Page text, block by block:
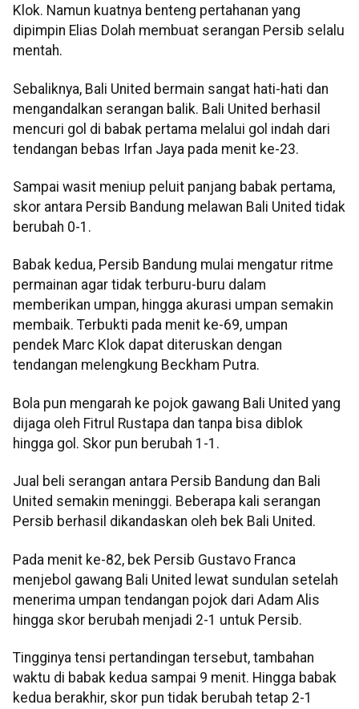
Klok. Namun kuatnya benteng pertahanan yang
dipimpin Elias Dolah membuat serangan Persib selalu
mentah.
Sebaliknya, Bali United bermain sangat hati-hati dan
mengandalkan serangan balik. Bali United berhasil
mencuri gol di babak pertama melalui gol indah dari
tendangan bebas Irfan Jaya pada menit ke-23.
Sampai wasit meniup peluit panjang babak pertama,
skor antara Persib Bandung melawan Bali United tidak
berubah 0-1.
Babak kedua, Persib Bandung mulai mengatur ritme
permainan agar tidak terburu-buru dalam
memberikan umpan, hingga akurasi umpan semakin
membaik. Terbukti pada menit ke-69, umpan
pendek Marc Klok dapat diteruskan dengan
tendangan melengkung Beckham Putra.
Bola pun mengarah ke pojok gawang Bali United yang
dijaga oleh Fitrul Rustapa dan tanpa bisa diblok
hingga gol. Skor pun berubah 1-1.
Jual beli serangan antara Persib Bandung dan Bali
United semakin meninggi. Beberapa kali serangan
Persib berhasil dikandaskan oleh bek Bali United.
Pada menit ke-82, bek Persib Gustavo Franca
menjebol gawang Bali United lewat sundulan setelah
menerima umpan tendangan pojok dari Adam Alis
hingga skor berubah menjadi 2-1 untuk Persib.
Tingginya tensi pertandingan tersebut, tambahan
waktu di babak kedua sampai 9 menit. Hingga babak
kedua berakhir, skor pun tidak berubah tetap 2-1